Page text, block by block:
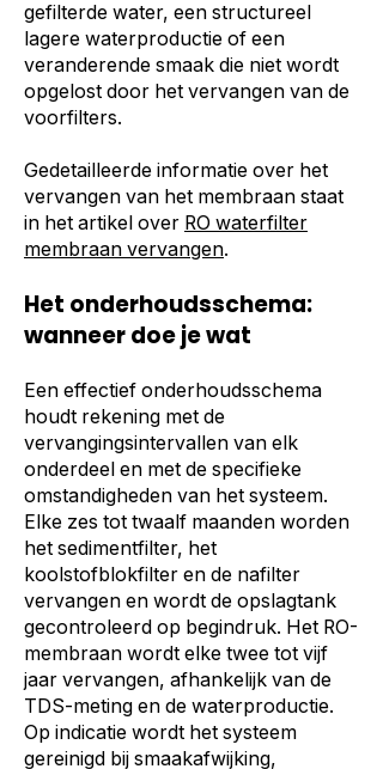
gefilterde water, een structureel
lagere waterproductie of een
veranderende smaak die niet wordt
opgelost door het vervangen van de
voorfilters.
Gedetailleerde informatie over het
vervangen van het membraan staat
in het artikel over RO waterfilter
membraan vervangen.
Het onderhoudsschema:
wanneer doe je wat
Een effectief onderhoudsschema
houdt rekening met de
vervangingsintervallen van elk
onderdeel en met de specifieke
omstandigheden van het systeem.
Elke zes tot twaalf maanden worden
het sedimentfilter, het
koolstofblokfilter en de nafilter
vervangen en wordt de opslagtank
gecontroleerd op begindruk. Het RO-
membraan wordt elke twee tot vijf
jaar vervangen, afhankelijk van de
TDS-meting en de waterproductie.
Op indicatie wordt het systeem
gereinigd bij smaakafwijking,